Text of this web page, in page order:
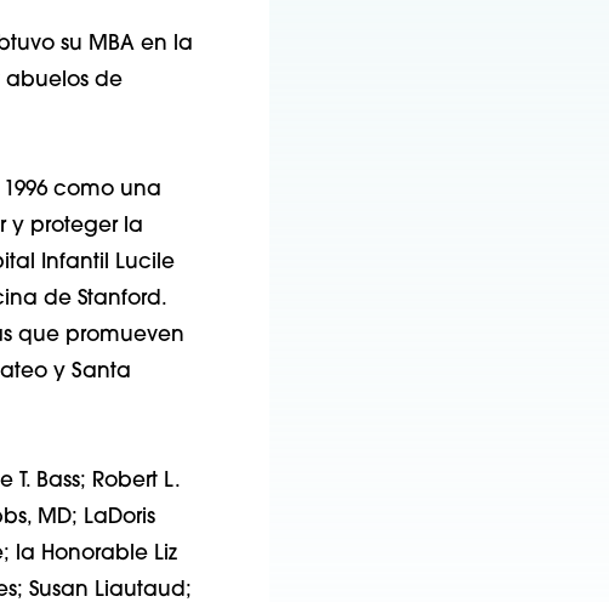
su MBA en la
abuelos de
como una
y proteger la
Infantil Lucile
de Stanford.
que promueven
y Santa
Bass; Robert L.
MD; LaDoris
la Honorable Liz
Susan Liautaud;